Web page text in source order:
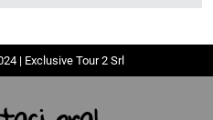
| Exclusive Tour 2 Srl